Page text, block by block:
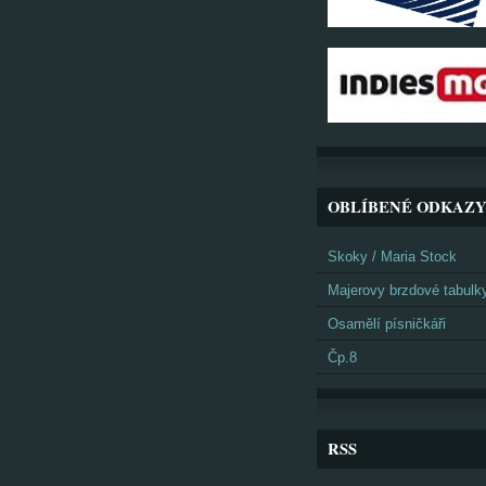
OBLÍBENÉ ODKAZY
Skoky / Maria Stock
Majerovy brzdové
Osamělí písničkáři
Čp.8
RSS